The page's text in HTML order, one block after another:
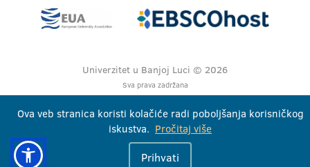
Univerzitet u Banjoj Luci © 2026
Sva prava zadržana
Ova veb stranica koristi kolačiće radi poboljšanja korisničkog
iskustva. Pročitaj više
Prihvati